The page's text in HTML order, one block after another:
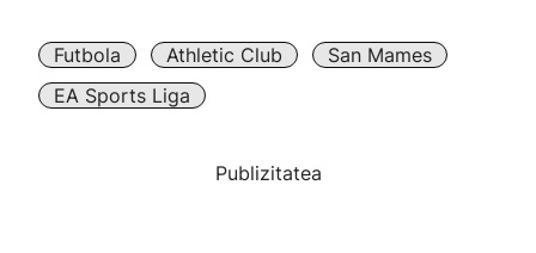
Futbola Athletic Club
San Mames
EA Sports Liga
Publizitatea